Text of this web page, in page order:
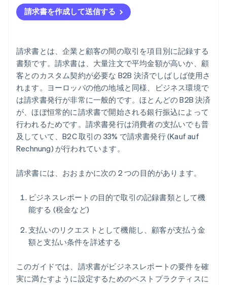
請求書を作成して送信する
請求書とは、企業と顧客の間の取引を項目別に記録する
書類です。請求書は、大量注文で平均金額が高いか、顧
客とのカスタム契約が必要な B2B 決済でしばしば使用さ
れます。ヨーロッパの他の地域と同様、ビジネス環境で
は請求書発行が非常に一般的です。ほとんどの B2B 決済
が、ほぼ恒常的に請求書で開始される銀行振込によって
行われるためです。請求書発行は消費者の支払いでも普
及していて、B2C 取引の 33% で請求書発行 (Kauf auf
Rechnung) が行われています。
請求書には、おおまかに次の 2 つの目的があります。
ビジネスレポートの目的で取引の記録書類として機
能する (税金など)
支払いのリクエストとして機能し、顧客が支払う金
額と支払い条件を詳述する
このガイドでは、請求書がビジネスレポートの要件を確
実に満たすように設定するためのベストプラクティスに